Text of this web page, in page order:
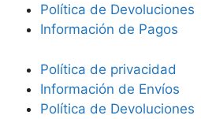
Política de Devoluciones
Información de Pagos
Política de privacidad
Información de Envíos
Política de Devoluciones